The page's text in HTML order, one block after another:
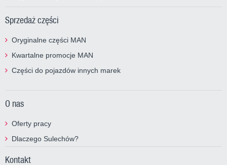
Sprzedaż części
Oryginalne części MAN
Kwartalne promocje MAN
Części do pojazdów innych marek
O nas
Oferty pracy
Dlaczego Sulechów?
Kontakt